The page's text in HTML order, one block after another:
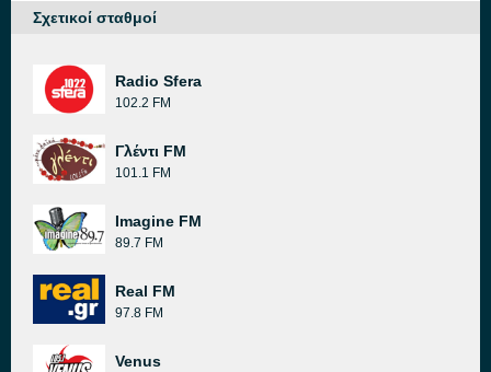
Σχετικοί σταθμοί
Radio Sfera
102.2 FM
Γλέντι FM
101.1 FM
Imagine FM
89.7 FM
Real FM
97.8 FM
Venus